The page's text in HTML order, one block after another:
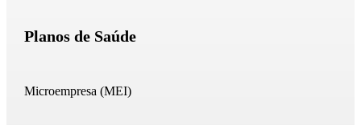
Planos de Saúde
Microempresa (MEI)